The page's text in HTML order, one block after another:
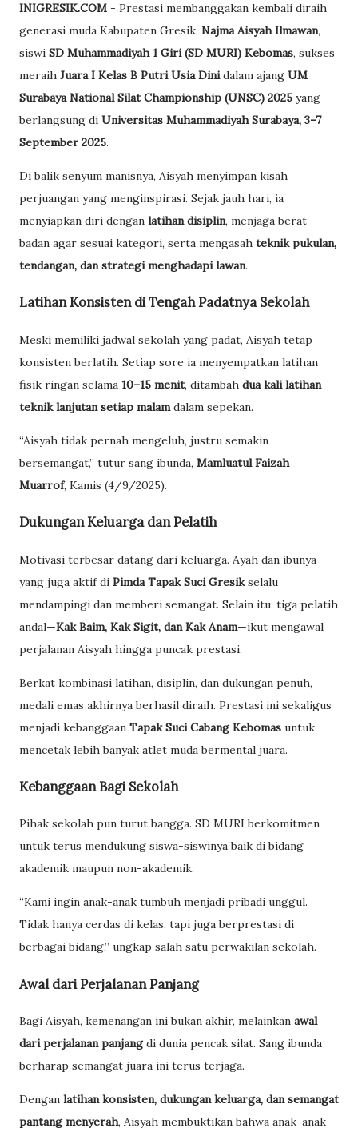
INIGRESIK.COM - Prestasi membanggakan kembali diraih
generasi muda Kabupaten Gresik. Najma Aisyah Ilmawan,
siswi SD Muhammadiyah 1 Giri (SD MURI) Kebomas, sukses
meraih Juara I Kelas B Putri Usia Dinidalam ajang UM
Surabaya National Silat Championship (UNSC) 2025 yang
berlangsung di Universitas Muhammadiyah Surabaya, 3–7
September 2025.
Di balik senyum manisnya, Aisyah menyimpan kisah
perjuangan yang menginspirasi. Sejak jauh hari, ia
menyiapkan diri dengan latihan disiplin, menjaga berat
badan agar sesuai kategori, serta mengasah teknik pukulan,
tendangan, dan strategi menghadapi lawan.
Latihan Konsisten di Tengah Padatnya Sekolah
Meski memiliki jadwal sekolah yang padat, Aisyah tetap
konsisten berlatih. Setiap sore ia menyempatkan latihan
fisik ringan selama 10–15 menit, ditambah dua kali latihan
teknik lanjutan setiap malamdalam sepekan.
“Aisyah tidak pernah mengeluh, justru semakin
bersemangat,” tutur sang ibunda, Mamluatul Faizah
Muarrof, Kamis (4/9/2025).
Dukungan Keluarga dan Pelatih
Motivasi terbesar datang dari keluarga. Ayah dan ibunya
yang juga aktif di Pimda Tapak Suci Gresikselalu
mendampingi dan memberi semangat. Selain itu, tiga pelatih
andal—Kak Baim, Kak Sigit, dan Kak Anam—ikut mengawal
perjalanan Aisyah hingga puncak prestasi.
Berkat kombinasi latihan, disiplin, dan dukungan penuh,
medali emas akhirnya berhasil diraih. Prestasi ini sekaligus
menjadi kebanggaan Tapak Suci Cabang Kebomas untuk
mencetak lebih banyak atlet muda bermental juara.
Kebanggaan Bagi Sekolah
Pihak sekolah pun turut bangga. SD MURI berkomitmen
untuk terus mendukung siswa-siswinya baik di bidang
akademik maupun non-akademik.
“Kami ingin anak-anak tumbuh menjadi pribadi unggul.
Tidak hanya cerdas di kelas, tapi juga berprestasi di
berbagai bidang,” ungkap salah satu perwakilan sekolah.
Awal dari Perjalanan Panjang
Bagi Aisyah, kemenangan ini bukan akhir, melainkan awal
dari perjalanan panjangdi dunia pencak silat. Sang ibunda
berharap semangat juara ini terus terjaga.
Dengan latihan konsisten, dukungan keluarga, dan semangat
pantang menyerah, Aisyah membuktikan bahwa anak-anak